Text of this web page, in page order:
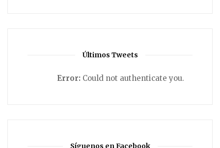
Últimos Tweets
Error: Could not authenticate you.
Síguenos en Facebook